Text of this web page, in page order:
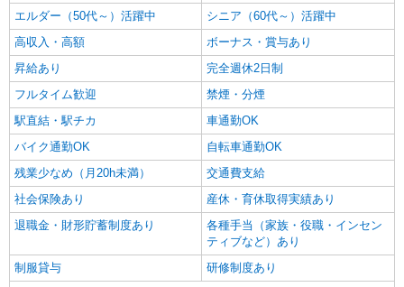
エルダー（50代～）活躍中
シニア（60代～）活躍中
高収入・高額
ボーナス・賞与あり
昇給あり
完全週休2日制
フルタイム歓迎
禁煙・分煙
駅直結・駅チカ
車通勤OK
バイク通勤OK
自転車通勤OK
残業少なめ（月20h未満）
交通費支給
社会保険あり
産休・育休取得実績あり
退職金・財形貯蓄制度あり
各種手当（家族・役職・インセン
ティブなど）あり
制服貸与
研修制度あり